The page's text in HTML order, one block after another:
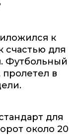
к
счастью для
Футбольный
пролетел в
для
около 20